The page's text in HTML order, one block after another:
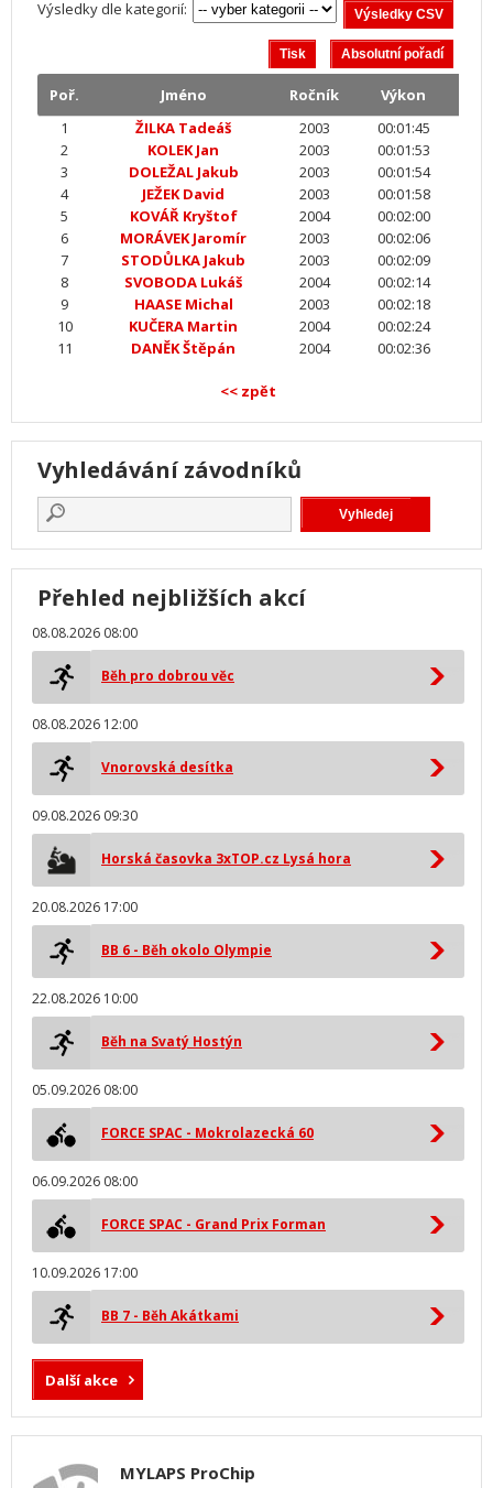
Výsledky dle kategorií:
Poř. Jméno Ročník
Výkon
1
ŽILKA Tadeáš 2003
00:01:45
2
KOLEK Jan 2003
00:01:53
3
DOLEŽAL Jakub 2003
00:01:54
4
JEŽEK David 2003
00:01:58
5
KOVÁŘ Kryštof 2004
00:02:00
6
MORÁVEK Jaromír 2003
00:02:06
7
STODŮLKA Jakub 2003
00:02:09
8
SVOBODA Lukáš 2004
00:02:14
9
HAASE Michal 2003
00:02:18
10
KUČERA Martin 2004
00:02:24
11
DANĚK Štěpán 2004 00:02:36
<< zpět
Vyhledávání závodníků
Přehled nejbližších akcí
08.08.2026 08:00
Běh pro dobrou věc
08.08.2026 12:00
Vnorovská desítka
09.08.2026 09:30
Horská časovka 3xTOP.cz Lysá hora
20.08.2026 17:00
BB 6 - Běh okolo Olympie
22.08.2026 10:00
Běh na Svatý Hostýn
05.09.2026 08:00
FORCE SPAC - Mokrolazecká 60
06.09.2026 08:00
FORCE SPAC - Grand Prix Forman
10.09.2026 17:00
BB 7 - Běh Akátkami
Další akce
MYLAPS ProChip